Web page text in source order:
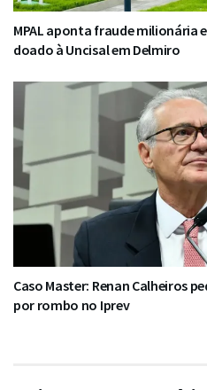
MPAL aponta fraude milionária
doado à Uncisal em Delmiro
Caso Master: Renan Calheiros
por rombo no Iprev